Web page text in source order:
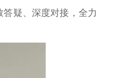
疑、深度对接，全力